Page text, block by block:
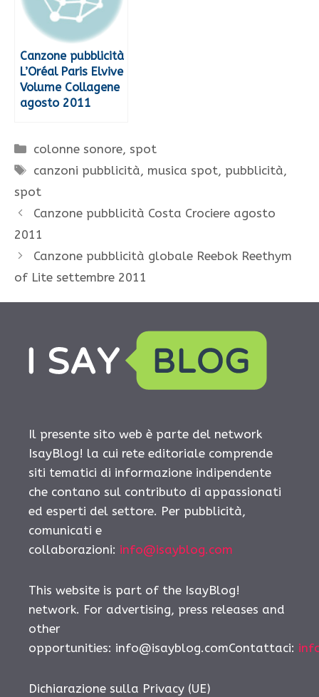
Canzone pubblicità
L’Oréal Paris Elvive
Volume Collagene
agosto 2011
Categorie
colonne sonore,spot
Tag
canzoni pubblicità, musica spot, pubblicità,
spot
Canzone pubblicità Costa Crociere agosto
2011
Canzone pubblicità globale Reebok Reethym
of Lite settembre 2011
Il presente sito web è parte del network
IsayBlog! la cui rete editoriale comprende
siti tematici di informazione indipendente
che contano sul contributo di appassionati
ed esperti del settore. Per pubblicità,
comunicati e
collaborazioni: info@isayblog.com
This website is part of the IsayBlog!
network. For advertising, press releases and
other
opportunities: info@isayblog.comContattaci:
Dichiarazione sulla Privacy (UE)